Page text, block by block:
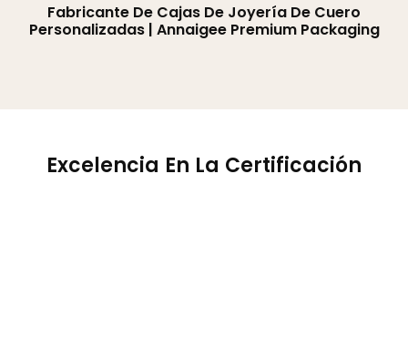
Fabricante De Cajas De Joyería De Cuero
Personalizadas | Annaigee Premium Packaging
Excelencia En La Certificación